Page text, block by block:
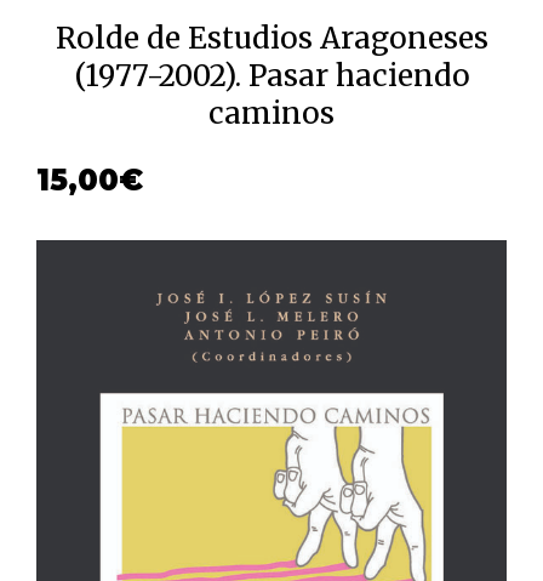
Rolde de Estudios Aragoneses
(1977-2002). Pasar haciendo
caminos
15,00€